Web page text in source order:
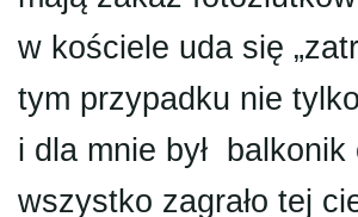
w kościele uda się
tym przypadku nie
i dla mnie był balkonik
wszystko zagrało tej